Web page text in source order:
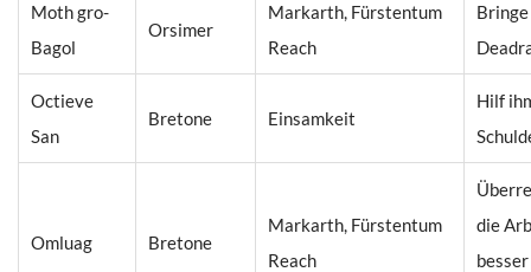
Moth gro-
Bagol
Orsimer
Markarth, Fürstentum
Reach
Octieve
San
Bretone Einsamkeit
Hilf
Omluag Bretone
Markarth, Fürstentum
Reach
die